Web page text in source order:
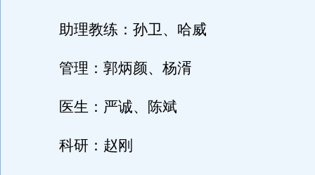
助理教练：孙卫、哈威
管理：郭炳颜、杨湑
医生：严诚、陈斌
科研：赵刚